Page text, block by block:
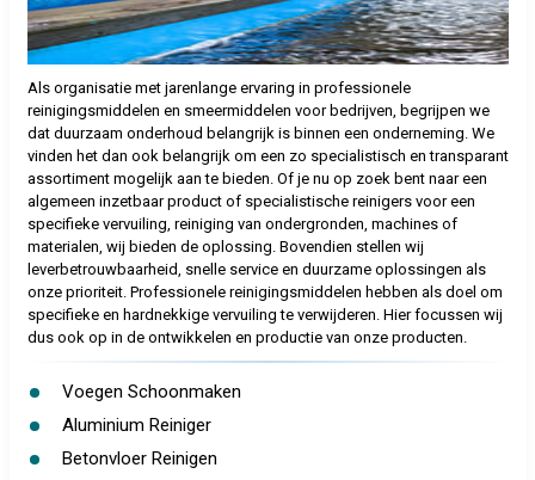
Als organisatie met jarenlange ervaring in professionele
reinigingsmiddelen en smeermiddelen voor bedrijven, begrijpen we
dat duurzaam onderhoud belangrijk is binnen een onderneming. We
vinden het dan ook belangrijk om een zo specialistisch en transparant
assortiment mogelijk aan te bieden. Of je nu op zoek bent naar een
algemeen inzetbaar product of specialistische reinigers voor een
specifieke vervuiling, reiniging van ondergronden, machines of
materialen, wij bieden de oplossing. Bovendien stellen wij
leverbetrouwbaarheid, snelle service en duurzame oplossingen als
onze prioriteit. Professionele reinigingsmiddelen hebben als doel om
specifieke en hardnekkige vervuiling te verwijderen. Hier focussen wij
dus ook op in de ontwikkelen en productie van onze producten.
Voegen Schoonmaken
Aluminium Reiniger
Betonvloer Reinigen